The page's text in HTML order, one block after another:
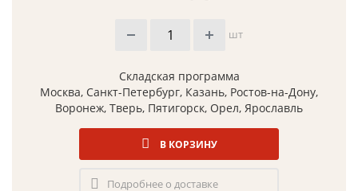
шт
Складская программа
Москва, Санкт-Петербург, Казань, Ростов-на-Дону,
Воронеж, Тверь, Пятигорск, Орел, Ярославль
В КОРЗИНУ
Подробнее о доставке